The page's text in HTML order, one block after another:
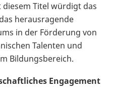
Titel würdigt das
herausragende
in der Förderung von
Talenten und
Bildungsbereich.
Engagement